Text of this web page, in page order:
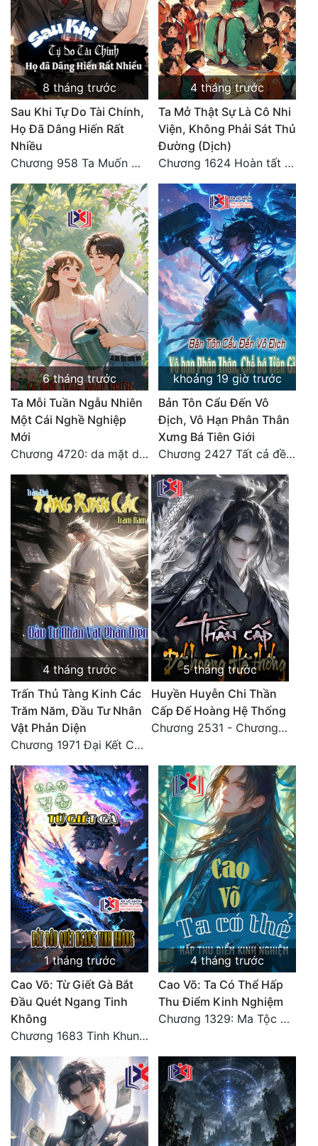
Tu Chân
Tu Tiên
Tội Phạm
Vô Địch
Võ Hiệp
Võng Du
Xuyên Không
Xuyên Nhanh
Xuyên Sách
Xuyên Thư
Điền Văn
Đô Thị
Đông Phương
Đông Phương Huyền Huyễn
Đồng Nhân
Ngự Thú
Truyện Nam
Truyện Nữ
Vô Địch Lưu
Xây Dựng Thế Lực
Đam Mỹ
Đẹp Hiệp
Tính Cách Nhân Vật :
Sát Phạt Quyết Đoán
Vô Sỉ
Điềm Đạm
8 tháng trước
Sau Khi Tự Do Tài Chính,
Họ Đã Dâng Hiến Rất
Nhiều
Chương 958 Ta Muốn Cùng Các Cô Vĩnh Viễn Ở Bên Nhau (2) Hết
4 tháng trước
Ta Mở Thật Sự Là Cô Nhi
Viện, Không Phải Sát Thủ
Đường (Dịch)
Chương 1624 Hoàn tất cảm nghĩ (2)
6 tháng trước
Ta Mỗi Tuần Ngẫu Nhiên
Một Cái Nghề Nghiệp
Mới
Chương 4720: da mặt dày
khoảng 19 giờ trước
Bản Tôn Cẩu Đến Vô
Địch, Vô Hạn Phân Thân
Xưng Bá Tiên Giới
Chương 2427 Tất cả đều nhờ nỗ lực! Mời Đế vào Thiên!
4 tháng trước
Trấn Thủ Tàng Kinh Các
Trăm Năm, Đầu Tư Nhân
Vật Phản Diện
Chương 1971 Đại Kết Cục!
5 tháng trước
Huyền Huyễn Chi Thần
Cấp Đế Hoàng Hệ Thống
Chương 2531 - Chương cuối
1 tháng trước
Cao Võ: Từ Giết Gà Bắt
Đầu Quét Ngang Tinh
Không
Chương 1683 Tinh Khung Võ Thánh (Hết)
4 tháng trước
Cao Võ: Ta Có Thể Hấp
Thu Điểm Kinh Nghiệm
Chương 1329: Ma Tộc đại công chúa Thương Nguyệt